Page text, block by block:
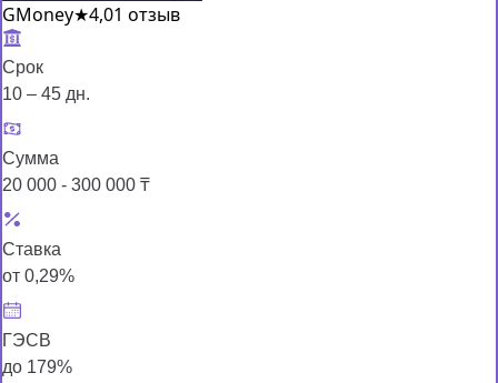
GMoney★4,01 отзыв
Срок
10 – 45 дн.
Сумма
20 000 - 300 000 ₸
Ставка
от 0,29%
ГЭСВ
до 179%